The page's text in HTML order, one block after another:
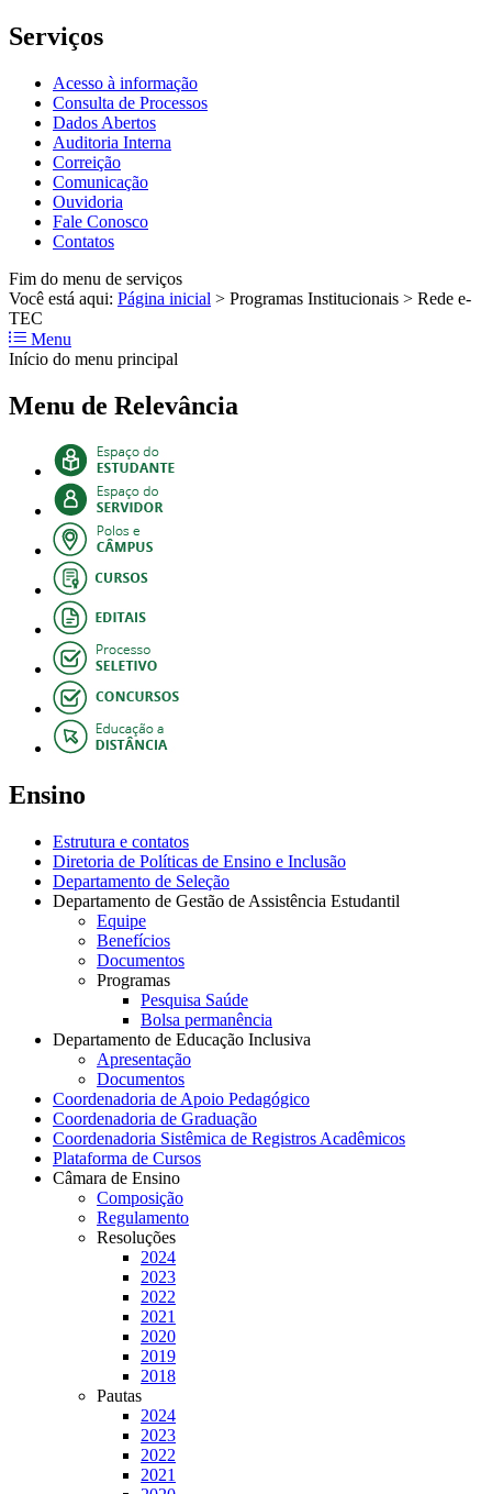
Serviços
Acesso à informação
Consulta de Processos
Dados Abertos
Auditoria Interna
Correição
Comunicação
Ouvidoria
Fale Conosco
Contatos
Fim do menu de serviços
Você está aqui: Página inicial > Programas Institucionais > Rede e-
TEC
Menu
Início do menu principal
Menu de Relevância
Ensino
Estrutura e contatos
Diretoria de Políticas de Ensino e Inclusão
Departamento de Seleção
Departamento de Gestão de Assistência Estudantil
Equipe
Benefícios
Documentos
Programas
Pesquisa Saúde
Bolsa permanência
Departamento de Educação Inclusiva
Apresentação
Documentos
Coordenadoria de Apoio Pedagógico
Coordenadoria de Graduação
Coordenadoria Sistêmica de Registros Acadêmicos
Plataforma de Cursos
Câmara de Ensino
Composição
Regulamento
Resoluções
2024
2023
2022
2021
2020
2019
2018
Pautas
2024
2023
2022
2021